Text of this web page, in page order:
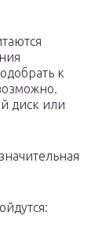
к
диск или